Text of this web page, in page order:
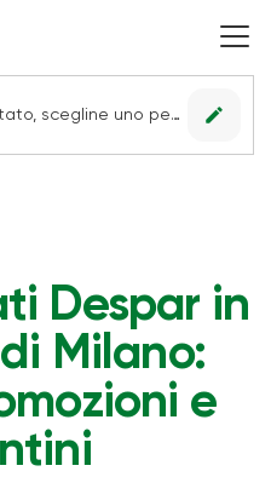
Nessun punto vendita impostato, scegline uno per vedere le offerte. edit
Despar in
Milano:
e